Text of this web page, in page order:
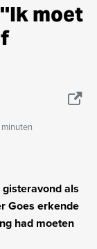
moet
als
Goes erkende
had moeten